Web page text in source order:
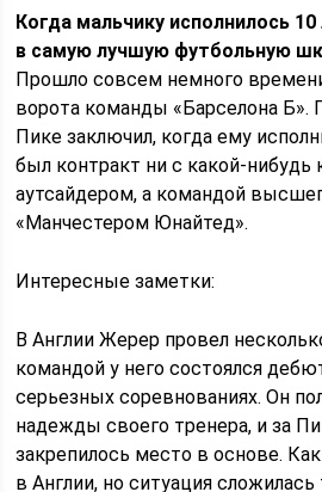
Когда мальчику исполнилось
в самую лучшую футбольную
Прошло совсем немного
ворота команды «Барселона Б».
Пике заключил, когда ему
был контракт ни с какой-нибудь
аутсайдером, а командой
«Манчестером Юнайтед».
Интересные заметки:
В Англии Жерер провел
командой у него состоялся
серьезных соревнованиях. Он
надежды своего тренера, и за
закрепилось место в основе.
в Англии, но ситуация сложилась